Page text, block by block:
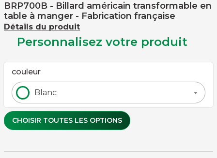
BRP700B - Billard américain transformable en
table à manger - Fabrication française
Détails du produit
Personnalisez votre produit
couleur
Blanc
CHOISIR TOUTES LES OPTIONS
Couleur de tapis